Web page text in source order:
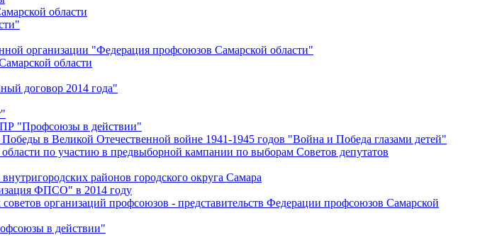
области
организации "Федерация профсоюзов Самарской области"
области
договор 2014 года"
"Профсоюзы в действии"
в Великой Отечественной войне 1941-1945 годов "Война и Победа глазами детей"
по участию в предвыборной кампании по выборам Советов депутатов
районов городского округа Самара
ФПСО" в 2014 году
организаций профсоюзов - представительств Федерации профсоюзов Самарской
в действии"